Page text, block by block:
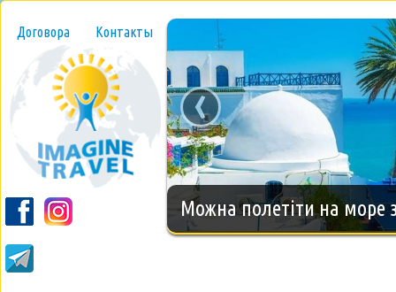
Договора Контакты
Новогодний тур на
‹